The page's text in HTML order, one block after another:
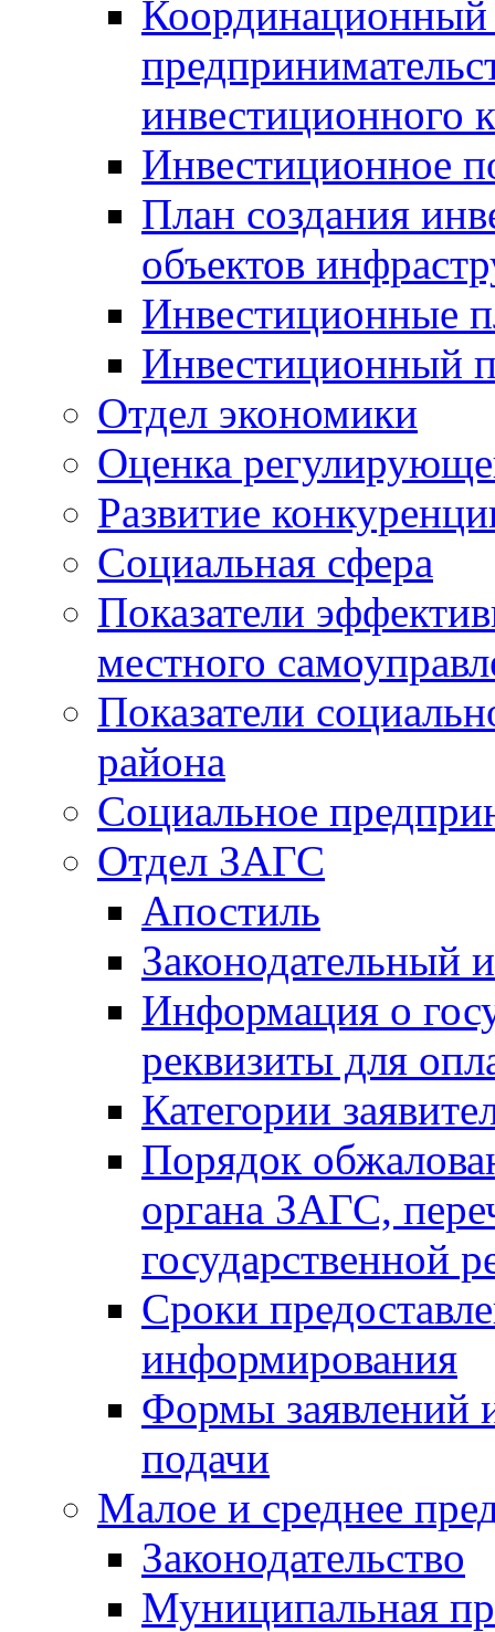
Координационный
инвестиционного
Инвестиционное
План создания
объектов
Инвестиционные
Инвестиционный
Отдел экономики
Оценка
Развитие
Социальная сфера
Показатели
местного
Показатели
района
Социальное
Отдел ЗАГС
Апостиль
Законодательный
Информация о
реквизиты для
Категории
Порядок
органа ЗАГС,
государственной
Сроки
информирования
Формы заявлений
подачи
Малое и среднее
Законодательство
Муниципальная